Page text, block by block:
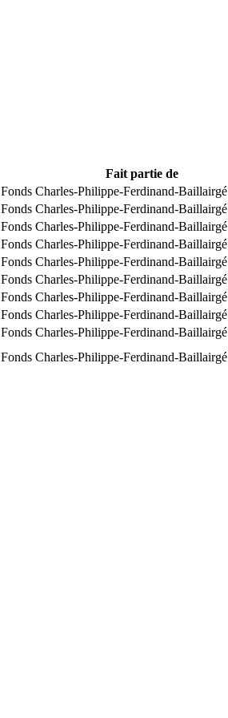
Fait partie de
Fonds Charles-Philippe-Ferdinand-Baillairgé
Fonds Charles-Philippe-Ferdinand-Baillairgé
Fonds Charles-Philippe-Ferdinand-Baillairgé
Fonds Charles-Philippe-Ferdinand-Baillairgé
Fonds Charles-Philippe-Ferdinand-Baillairgé
Fonds Charles-Philippe-Ferdinand-Baillairgé
Fonds Charles-Philippe-Ferdinand-Baillairgé
Fonds Charles-Philippe-Ferdinand-Baillairgé
Fonds Charles-Philippe-Ferdinand-Baillairgé
Fonds Charles-Philippe-Ferdinand-Baillairgé